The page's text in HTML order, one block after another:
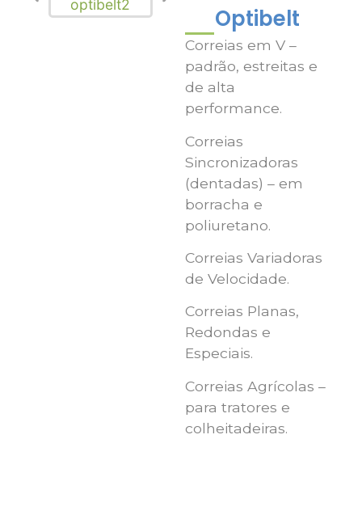
Optibelt
Correias em V –
padrão, estreitas e
de alta
performance.
Correias
Sincronizadoras
(dentadas) – em
borracha e
poliuretano.
Correias Variadoras
de Velocidade.
Correias Planas,
Redondas e
Especiais.
Correias Agrícolas –
para tratores e
colheitadeiras.